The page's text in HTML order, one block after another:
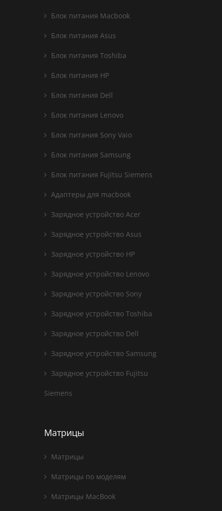
Блок питания Macbook
Блок питания Asus
Блок питания Toshiba
Блок питания HP
Блок питания Dell
Блок питания Lenovo
Блок питания Sony Vaio
Блок питания Samsung
Блок питания Fujitsu Siemens
Адаптеры для macbook
Зарядное устройство Acer
Зарядное устройство Asus
Зарядное устройство HP
Зарядное устройство Lenovo
Зарядное устройство Sony
Зарядное устройство Toshiba
Зарядное устройство Dell
Зарядное устройство Samsung
Зарядное устройство Fujitsu
Siemens
Матрицы
Матрицы
Матрицы по моделям
Матрицы MacBook